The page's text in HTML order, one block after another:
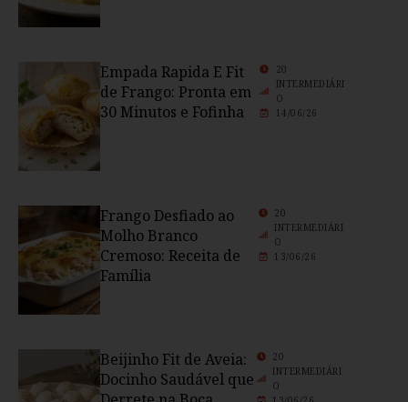
Empada Rapida E Fit
de Frango: Pronta em
30 Minutos e Fofinha
20
INTERMEDIÁRI
O
14/06/26
Frango Desfiado ao
Molho Branco
Cremoso: Receita de
Família
20
INTERMEDIÁRI
O
13/06/26
Beijinho Fit de Aveia:
Docinho Saudável que
20
INTERMEDIÁRI
O